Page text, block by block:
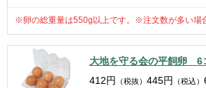
※卵の総重量は550g以上です。※注文数が多い場
大地を守る会の平飼卵 6
412円 （税抜） 445円 （税込）